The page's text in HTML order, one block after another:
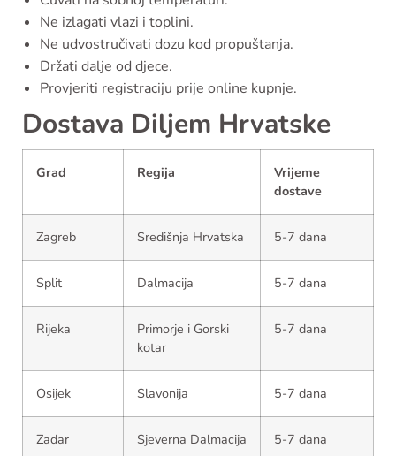
Ne izlagati vlazi i toplini.
Ne udvostručivati dozu kod propuštanja.
Držati dalje od djece.
Provjeriti registraciju prije online kupnje.
Dostava Diljem Hrvatske
Grad Regija
Vrijeme
dostave
Zagreb Središnja Hrvatska 5-7 dana
Split Dalmacija 5-7 dana
Rijeka
Primorje i Gorski
kotar
5-7 dana
Osijek Slavonija 5-7 dana
Zadar Sjeverna Dalmacija 5-7 dana